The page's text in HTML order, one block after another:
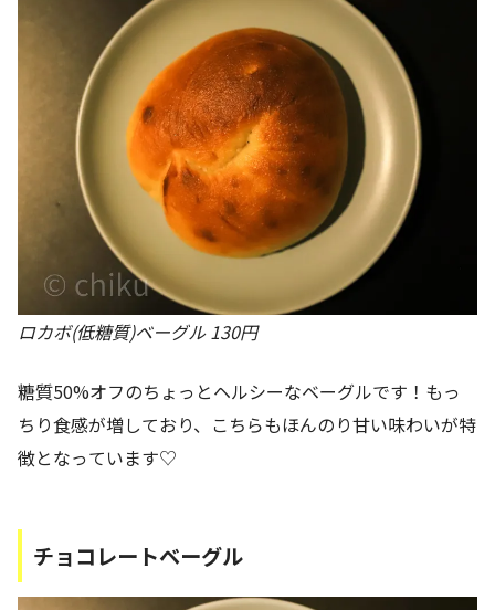
ロカボ(低糖質)ベーグル 130円
糖質50%オフのちょっとヘルシーなベーグルです！もっ
ちり食感が増しており、こちらもほんのり甘い味わいが特
徴となっています♡
チョコレートベーグル